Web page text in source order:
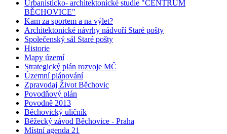
Urbanisticko- architektonické studie "CENTRUM
BĚCHOVICE"
Kam za sportem a na výlet?
Architektonické návrhy nádvoří Staré pošty
Společenský sál Staré pošty
Historie
Mapy území
Strategický plán rozvoje MČ
Územní plánování
Zpravodaj Život Běchovic
Povodňový plán
Povodně 2013
Běchovický uličník
Běžecký závod Běchovice - Praha
Místní agenda 21